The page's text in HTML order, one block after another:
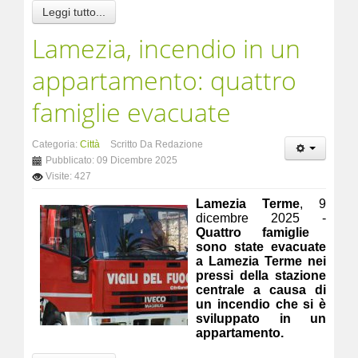
Leggi tutto...
Lamezia, incendio in un
appartamento: quattro
famiglie evacuate
Categoria:Città
Scritto Da Redazione
Pubblicato: 09 Dicembre 2025
Visite: 427
Lamezia Terme, 9
dicembre 2025 -
Quattro famiglie
sono state evacuate
a Lamezia Terme nei
pressi della stazione
centrale a causa di
un incendio che si è
sviluppato in un
appartamento.